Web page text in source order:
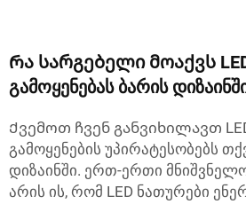
Რა სარგებელი მოაქვს
გამოყენებას ბარის
Ქვემოთ ჩვენ განვიხილავთ
გამოყენების უპირატესობებს
დიზაინში. ერთ-ერთი
არის ის, რომ LED ნათურები